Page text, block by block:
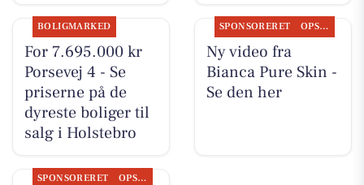
BOLIGMARKED
For 7.695.000 kr
Porsevej 4 - Se
priserne på de
dyreste boliger til
salg i Holstebro
SPONSORERET OPSLAGSTAVLEN
Ny video fra
Bianca Pure Skin -
Se den her
SPONSORERET OPSLAGSTAVLEN